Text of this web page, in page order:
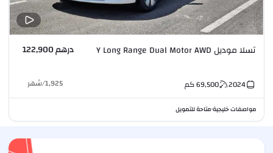
تسلا موديل Y Long Range Dual Motor AWD درهم 122,900
2024
69,500كم 1,925
/شهر
مواصفات خليجية•متاحة للتمويل